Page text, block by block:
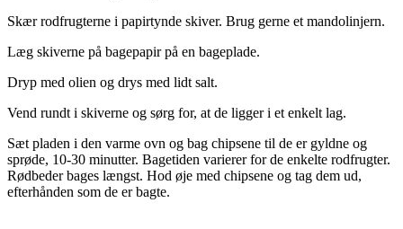
Skær rodfrugterne i papirtynde skiver. Brug gerne et mandolinjern.
Læg skiverne på bagepapir på en bageplade.
Dryp med olien og drys med lidt salt.
Vend rundt i skiverne og sørg for, at de ligger i et enkelt lag.
Sæt pladen i den varme ovn og bag chipsene til de er gyldne og
sprøde, 10-30 minutter. Bagetiden varierer for de enkelte rodfrugter.
Rødbeder bages længst. Hod øje med chipsene og tag dem ud,
efterhånden som de er bagte.